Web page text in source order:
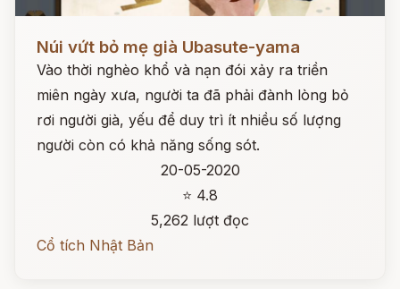
Núi vứt bỏ mẹ già Ubasute-yama
Vào thời nghèo khổ và nạn đói xảy ra triền
miên ngày xưa, người ta đã phải đành lòng bỏ
rơi người già, yếu để duy trì ít nhiều số lượng
người còn có khả năng sống sót.
20-05-2020
⭐ 4.8
5,262 lượt đọc
Cổ tích Nhật Bản